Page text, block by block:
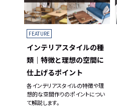
FEATURE
インテリアスタイルの種
類｜特徴と理想の空間に
仕上げるポイント
各インテリアスタイルの特徴や理
想的な空間作りのポイントについ
て解説します。